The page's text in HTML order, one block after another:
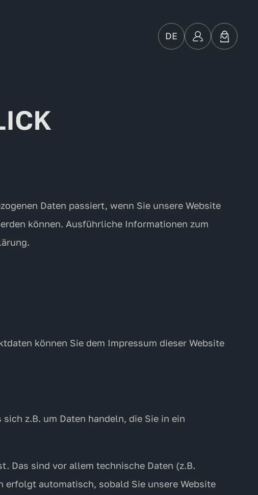
DE
Daten passiert, wenn Sie unsere Website
können. Ausführliche Informationen zum
können Sie dem Impressum dieser Website
z.B. um Daten handeln, die Sie in ein
Das sind vor allem technische Daten (z.B.
erfolgt automatisch, sobald Sie unsere Website